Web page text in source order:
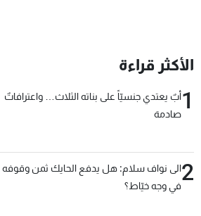
الأكثر قراءة
1أبٌ يعتدي جنسيّاً على بناته الثلاث… واعترافاتٌ
صادمة
2الى نواف سلام: هل يدفع الحايك ثمن وقوفه
في وجه خيّاط؟